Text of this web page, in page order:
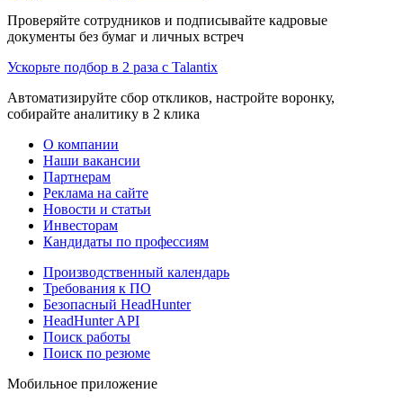
Проверяйте сотрудников и подписывайте кадровые
документы без бумаг и личных встреч
Ускорьте подбор в 2 раза с Talantix
Автоматизируйте сбор откликов, настройте воронку,
собирайте аналитику в 2 клика
О компании
Наши вакансии
Партнерам
Реклама на сайте
Новости и статьи
Инвесторам
Кандидаты по профессиям
Производственный календарь
Требования к ПО
Безопасный HeadHunter
HeadHunter API
Поиск работы
Поиск по резюме
Мобильное приложение